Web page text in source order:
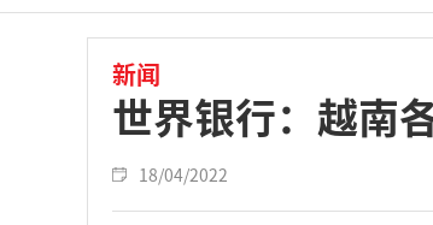
新闻
世界银行：越南
18/04/2022